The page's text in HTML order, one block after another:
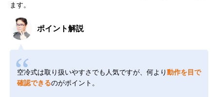
ます。
ポイント解説
空冷式は取り扱いやすさでも人気ですが、何より動作を目で
確認できるのがポイント。